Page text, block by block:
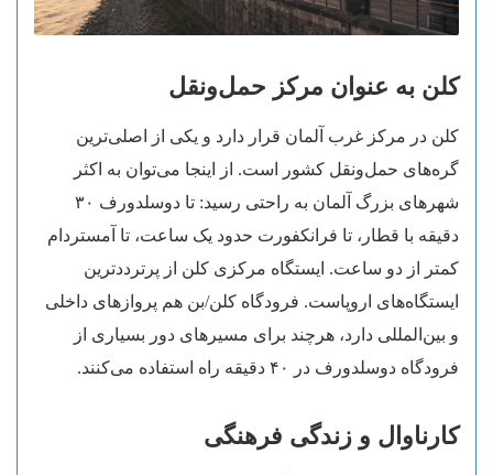
کلن به عنوان مرکز حمل‌ونقل
کلن در مرکز غرب آلمان قرار دارد و یکی از اصلی‌ترین
گره‌های حمل‌ونقل کشور است. از اینجا می‌توان به اکثر
شهرهای بزرگ آلمان به راحتی رسید: تا دوسلدورف ۳۰
دقیقه با قطار، تا فرانکفورت حدود یک ساعت، تا آمستردام
کمتر از دو ساعت. ایستگاه مرکزی کلن از پرترددترین
ایستگاه‌های اروپاست. فرودگاه کلن/بن هم پروازهای داخلی
و بین‌المللی دارد، هرچند برای مسیرهای دور بسیاری از
فرودگاه دوسلدورف در ۴۰ دقیقه راه استفاده می‌کنند.
کارناوال و زندگی فرهنگی